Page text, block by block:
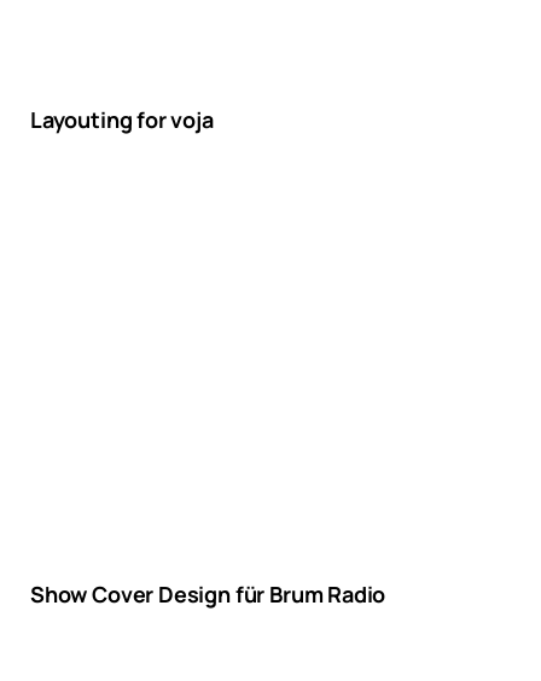
Layouting for voja
Show Cover Design für Brum Radio